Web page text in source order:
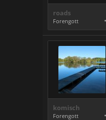
roads
Forengott
komisch
Forengott